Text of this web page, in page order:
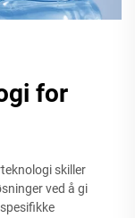
for
skiller
ved å gi